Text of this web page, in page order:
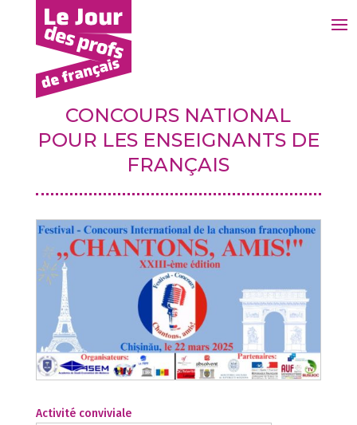
CONCOURS NATIONAL
POUR LES ENSEIGNANTS DE
FRANÇAIS
Activité conviviale